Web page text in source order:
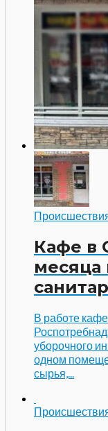
Кафе в
месяца
В работе
уборочного
одном
сырья,...